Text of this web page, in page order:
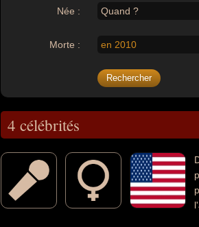
Née : Quand ?
Morte : en 2010
4 célébrités